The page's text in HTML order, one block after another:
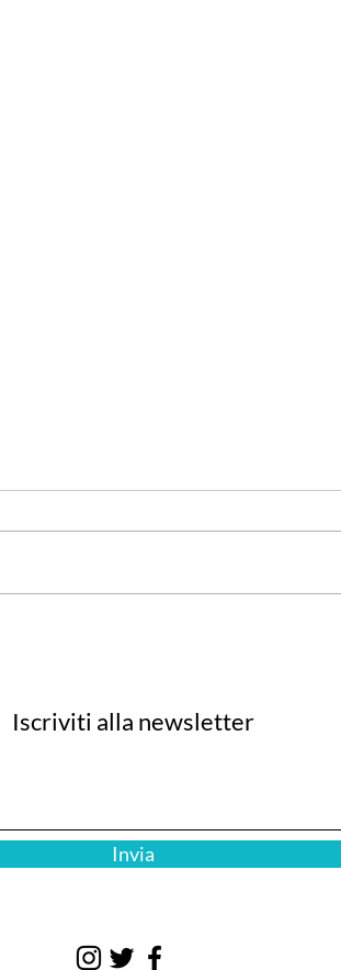
Iscriviti alla newsletter
Invia